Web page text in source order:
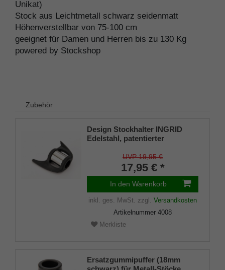
Unikat)
Stock aus Leichtmetall schwarz seidenmatt
Höhenverstellbar von 75-100 cm
geeignet für Damen und Herren bis zu 130 Kg
powered by Stockshop
Zubehör
Design Stockhalter INGRID
Edelstahl, patentierter
(18 - 22mm), Weichgummi
UVP 19,95 €
17,95 € *
In den Warenkorb
inkl. ges. MwSt. zzgl. Versandkosten
Artikelnummer 4008
Merkliste
Ersatzgummipuffer (18mm